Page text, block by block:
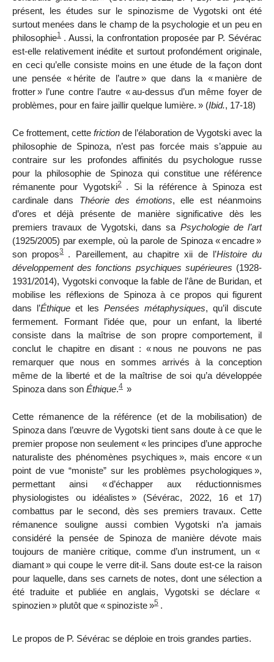
présent, les études sur le spinozisme de Vygotski ont été
surtout menées dans le champ de la psychologie et un peu en
philosophie1 . Aussi, la confrontation proposée par P. Sévérac
est-elle relativement inédite et surtout profondément originale,
en ceci qu’elle consiste moins en une étude de la façon dont
une pensée « hérite de l’autre» que dans la « manière de
frotter» l’une contre l’autre « au-dessus d’un même foyer de
problèmes, pour en faire jaillir quelque lumière. » (Ibid., 17-18)
Ce frottement, cette friction de l’élaboration de Vygotski avec la
philosophie de Spinoza, n’est pas forcée mais s’appuie au
contraire sur les profondes affinités du psychologue russe
pour la philosophie de Spinoza qui constitue une référence
rémanente pour Vygotski2
. Si la référence à Spinoza est
cardinale dans Théorie des émotions, elle est néanmoins
d’ores et déjà présente de manière significative dès les
premiers travaux de Vygotski, dans sa Psychologie de l’art
(1925/2005) par exemple, où la parole de Spinoza «encadre»
son propos3 . Pareillement, au chapitrexii de l’Histoire du
développement des fonctions psychiques supérieures (1928-
1931/2014), Vygotski convoque la fable de l’âne de Buridan, et
mobilise les réflexions de Spinoza à ce propos qui figurent
dans l’Éthique et les Pensées métaphysiques, qu’il discute
fermement. Formant l’idée que, pour un enfant, la liberté
consiste dans la maîtrise de son propre comportement, il
conclut le chapitre en disant : « nous ne pouvons ne pas
remarquer que nous en sommes arrivés à la conception
même de la liberté et de la maîtrise de soi qu’a développée
Spinoza dans son Éthique.4 »
Cette rémanence de la référence (et de la mobilisation) de
Spinoza dans l’œuvre de Vygotski tient sans doute à ce que le
premier propose non seulement « les principes d’une approche
naturaliste des phénomènes psychiques », mais encore « un
point de vue “moniste” sur les problèmes psychologiques »,
permettant ainsi « d’échapper aux réductionnismes
physiologistes ou idéalistes » (Sévérac, 2022, 16 et 17)
combattus par le second, dès ses premiers travaux. Cette
rémanence souligne aussi combien Vygotski n’a jamais
considéré la pensée de Spinoza de manière dévote mais
toujours de manière critique, comme d’un instrument, un «
diamant» qui coupe le verre dit-il. Sans doute est-ce la raison
pour laquelle, dans ses carnets de notes, dont une sélection a
été traduite et publiée en anglais, Vygotski se déclare «
spinozien» plutôt que «spinoziste»5 .
Le propos de P. Sévérac se déploie en trois grandes parties.